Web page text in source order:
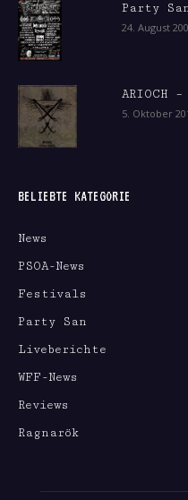
Party
24. August
ARIOCH
5. Oktober
BELIEBTE KATEGORIE
News
PSOA-News
Festivals
Party San
Liveberichte
WFF-News
Reviews
Ragnarök